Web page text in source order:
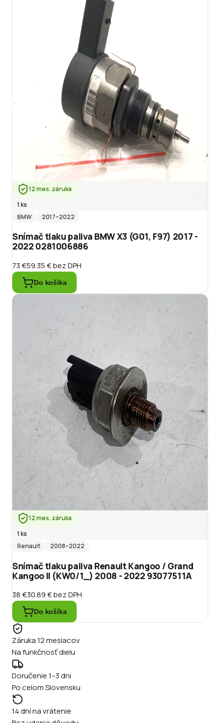
12 mes. záruka
1 ks
BMW
2017–2022
Snímač tlaku paliva BMW X3 (G01, F97) 2017 -
2022 0281006886
73 €59.35 €bez DPH
Do košíka
12 mes. záruka
1 ks
Renault
2008–2022
Snímač tlaku paliva Renault Kangoo / Grand
Kangoo II (KW0/1_) 2008 - 2022 93077511A
38 €30.89 €bez DPH
Do košíka
Záruka 12 mesiacov
Na funkčnosť dielu
Doručenie 1–3 dni
Po celom Slovensku
14 dní na vrátenie